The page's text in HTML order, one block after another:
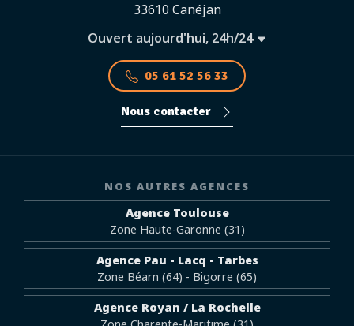
33610 Canéjan
Ouvert aujourd'hui, 24h/24
05 61 52 56 33
Nous contacter
NOS AUTRES AGENCES
Agence Toulouse
Zone Haute-Garonne (31)
Agence Pau - Lacq - Tarbes
Zone Béarn (64) - Bigorre (65)
Agence Royan / La Rochelle